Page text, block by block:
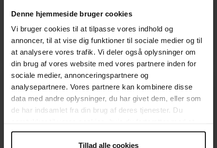
Denne hjemmeside bruger cookies
Vi bruger cookies til at tilpasse vores indhold og
annoncer, til at vise dig funktioner til sociale medier og til
at analysere vores trafik. Vi deler også oplysninger om
din brug af vores website med vores partnere inden for
sociale medier, annonceringspartnere og
analysepartnere. Vores partnere kan kombinere disse
data med andre oplysninger, du har givet dem, eller som
de har indsamlet fra din brug af deres tjenester. Du
anvende vores hjemmeside.
Tillad alle cookies
Bente Kirketerp
Aktivitetsleder
bentki@rodekors.dk
Genbrug, Allerød
Kirsten Brenting
Butiksleder